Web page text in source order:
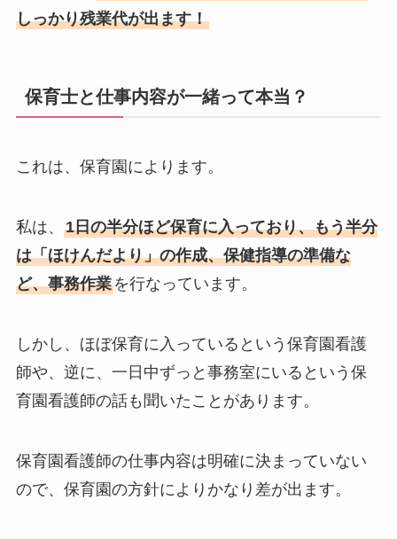
しっかり残業代が出ます！
保育士と仕事内容が一緒って本当？
これは、保育園によります。
私は、 1日の半分ほど保育に入っており、もう半分
は「ほけんだより」の作成、保健指導の準備な
ど、事務作業を行なっています。
しかし、ほぼ保育に入っているという保育園看護
師や、逆に、一日中ずっと事務室にいるという保
育園看護師の話も聞いたことがあります。
保育園看護師の仕事内容は明確に決まっていない
ので、保育園の方針によりかなり差が出ます。